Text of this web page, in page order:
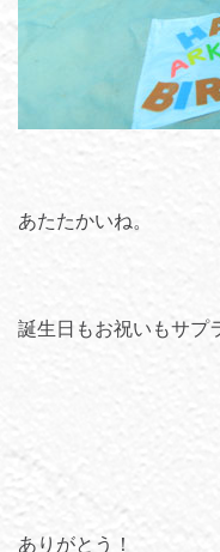
あたたかいね。
誕生日もお祝いもサプ
ありがとう！